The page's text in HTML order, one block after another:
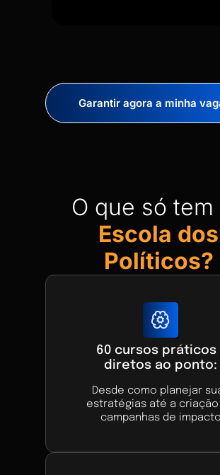
Garantir agora a minha
O que só tem
Escola dos
Políticos?
60 cursos práticos
diretos ao ponto:
Desde como planejar
estratégias até a criação
campanhas de impacto